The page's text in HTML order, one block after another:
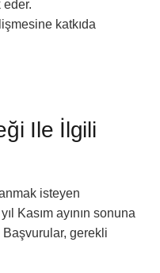
katkıda
Ile İlgili
isteyen
Kasım ayının sonuna
Başvurular, gerekli